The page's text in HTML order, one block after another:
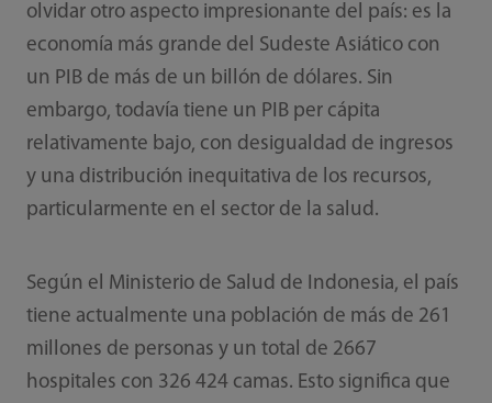
olvidar otro aspecto impresionante del país: es la
economía más grande del Sudeste Asiático con
un PIB de más de un billón de dólares. Sin
embargo, todavía tiene un PIB per cápita
relativamente bajo, con desigualdad de ingresos
y una distribución inequitativa de los recursos,
particularmente en el sector de la salud.
Según el Ministerio de Salud de Indonesia, el país
tiene actualmente una población de más de 261
millones de personas y un total de 2667
hospitales con 326 424 camas. Esto significa que